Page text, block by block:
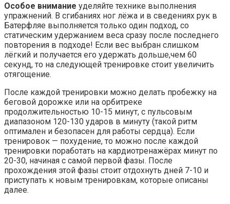
Особое внимание уделяйте технике выполнения
упражнений. В сгибаниях ног лёжа и в сведениях рук в
Батерфляе выполняется только один подход, со
статическим удержанием веса сразу после последнего
повторения в подходе! Если вес выбран слишком
лёгкий и получается его удержать дольше,чем 60
секунд, то на следующей тренировке стоит увеличить
отягощение.
После каждой тренировки можно делать пробежку на
беговой дорожке или на орбитреке
продолжительностью 10-15 минут, с пульсовым
диапазоном 120-130 ударов в минуту (такой ритм
оптимален и безопасен для работы сердца). Если
тренировок — похудение, то можно после каждой
тренировки поработать на кардиотренажёрах минут по
20-30, начиная с самой первой фазы. После
прохождения этой фазы стоит отдохнуть дней 7-10 и
приступать к новым тренировкам, которые описаны
далее.